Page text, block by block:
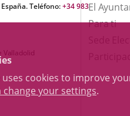
uses cookies to improve
change your settings.
Teléfono:+34 983
Valladolid
El
Para ti